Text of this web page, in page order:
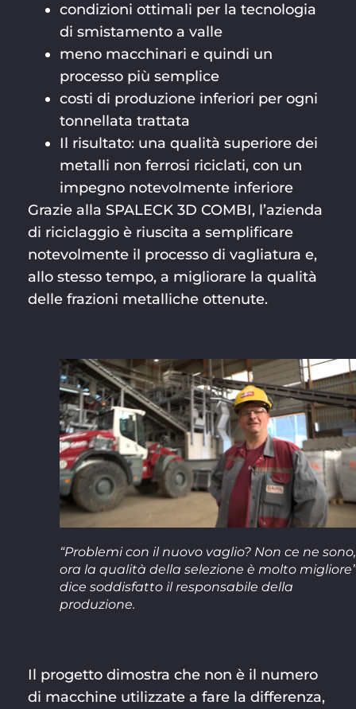
condizioni ottimali per la tecnologia
di smistamento a valle
meno macchinari e quindi un
processo più semplice
costi di produzione inferiori per ogni
tonnellata trattata
Il risultato: una qualità superiore dei
metalli non ferrosi riciclati, con un
impegno notevolmente inferiore
Grazie alla SPALECK 3D COMBI, l’azienda
di riciclaggio è riuscita a semplificare
notevolmente il processo di vagliatura e,
allo stesso tempo, a migliorare la qualità
delle frazioni metalliche ottenute.
“Problemi con il nuovo vaglio? Non ce ne sono,
ora la qualità della selezione è molto
dice soddisfatto il responsabile della
produzione.
Il progetto dimostra che non è il numero
di macchine utilizzate a fare la differenza,